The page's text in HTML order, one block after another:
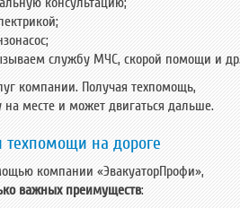
службу МЧС, скорой помощи и
компании. Получая техпомощь,
месте и может двигаться дальше.
техпомощи на дороге
компании «ЭвакуаторПрофи»,
важных преимуществ: